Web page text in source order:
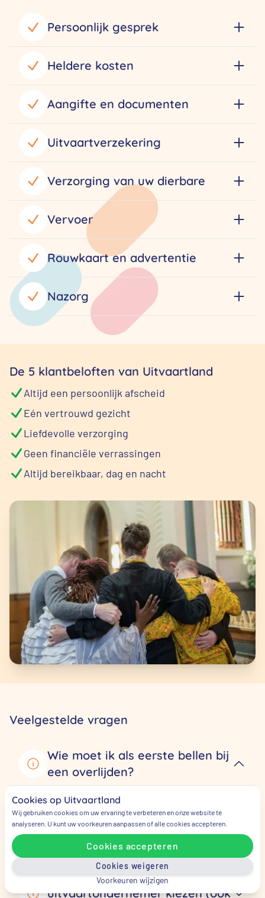
Persoonlijk gesprek
Heldere kosten
Aangifte en documenten
Uitvaartverzekering
Verzorging van uw dierbare
Vervoer
Rouwkaart en advertentie
Nazorg
De 5 klantbeloften van Uitvaartland
Altijd een persoonlijk afscheid
Eén vertrouwd gezicht
Liefdevolle verzorging
Geen financiële verrassingen
Altijd bereikbaar, dag en nacht
Veelgestelde vragen
Wie moet ik als eerste bellen bij
een overlijden?
Bel eerst dehuisarts. Daarna kunt u ons direct
bellen op085 – 130 18 81. We vertellen u meteen
wat u kunt doen.
Kan ik zelf een
uitvaartondernemer kiezen (ook
Cookies op Uitvaartland
Wij gebruiken cookies om uw ervaring te verbeteren en onze website te
analyseren. U kunt uw voorkeuren aanpassen of alle cookies accepteren.
Cookies accepteren
Cookies weigeren
Voorkeuren wijzigen